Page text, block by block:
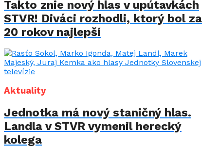
Takto znie nový hlas v upútavkách
STVR! Diváci rozhodli, ktorý bol za
20 rokov najlepší
Aktuality
Jednotka má nový staničný hlas.
Landla v STVR vymenil herecký
kolega